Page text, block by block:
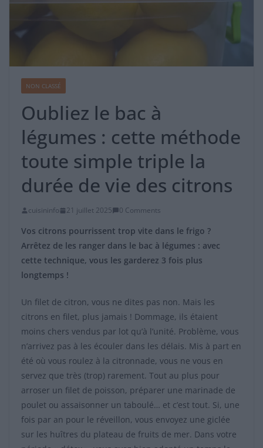
NON CLASSÉ
Oubliez le bac à
légumes : cette méthode
toute simple triple la
durée de vie des citrons
cuisininfo 21 juillet 2025 0 Comments
Vos citrons pourrissent trop vite dans le frigo ?
Arrêtez de les ranger dans le bac à légumes : avec
cette technique, vous les garderez 3 fois plus
longtemps !
Un filet de citron, vous ne dites pas non. Mais les
citrons en filet, plus jamais ! Dommage, ils étaient
moins chers vendus par lot qu’à l’unité. Problème, vous
n’arrivez pas à les écouler dans les délais. Mis à part en
été où vous roulez à la citronnade, vous ne vous en
servez que très (trop) rarement. Tout au plus pour
arroser un filet de poisson, préparer une marinade de
poulet ou assaisonner un taboulé… et c’est tout. Si, une
fois par an pour le réveillon, vous envoyez une giclée
sur les huîtres du plateau de fruits de mer. Dans votre